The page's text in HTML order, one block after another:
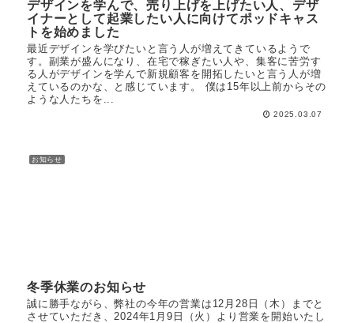
デザインを学んで、売り上げを上げたい人、デザ
イナーとして起業したい人に向けてポッドキャス
トを始めました
最近デザインを学びたいと言う人が増えてきているようで
す。副業が盛んになり、在宅で稼ぎたい人や、集客に苦労す
る人がデザインを学んで新規顧客を開拓したいと言う人が増
えているのかな、と感じています。 僕は15年以上前からその
ような人たちを...
2025.03.07
お知らせ
冬季休業のお知らせ
誠に勝手ながら、弊社の今年の営業は12月28日（木）までと
させていただき、2024年1月9日（火）より営業を開始いたし